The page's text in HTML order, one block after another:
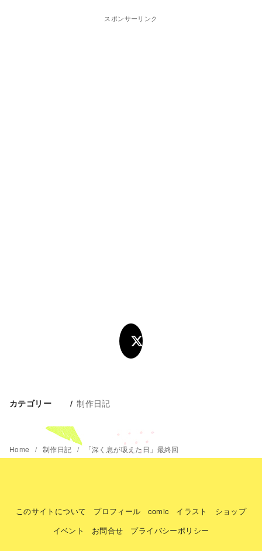
スポンサーリンク
カテゴリー 制作日記
Home 制作日記 「深く息が吸えた日」最終回
このサイトについて プロフィール comic イラスト
ショップ
イベント
お問合せ プライバシーポリシー